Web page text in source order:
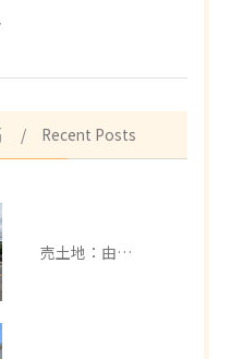
Recent Posts
売土地：由良町中